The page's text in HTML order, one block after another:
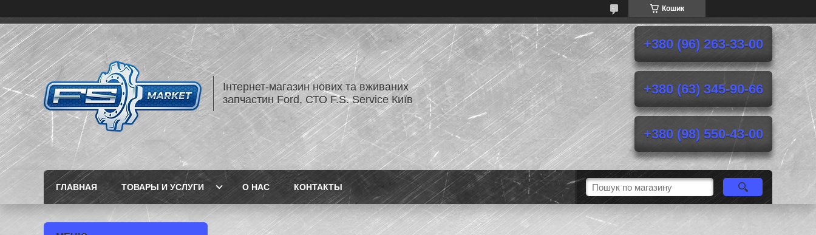
Кошик
Інтернет-магазин нових та вживаних
запчастин Ford, СТО F.S. Service Київ
+380 (96) 263-33-00
+380 (63) 345-90-66
+380 (98) 550-43-00
ГЛАВНАЯ ТОВАРЫ И УСЛУГИ О НАС КОНТАКТЫ